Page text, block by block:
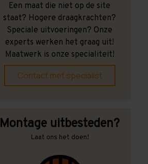
Een maat die niet op de site
staat? Hogere draagkrachten?
Speciale uitvoeringen? Onze
experts werken het graag uit!
Maatwerk is onze specialiteit!
Contact met specialist
Montage uitbesteden?
Laat ons het doen!